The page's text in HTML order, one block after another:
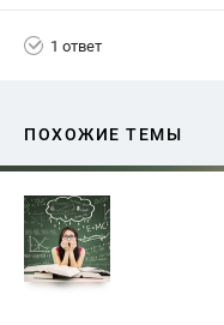
1 ответ
ПОХОЖИЕ ТЕМЫ